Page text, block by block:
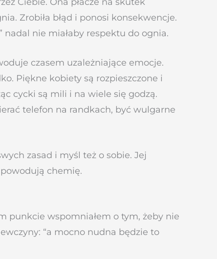
Zrobiła błąd i ponosi konsekwencje.
nadal nie miałaby respektu do ognia.
czasem uzależniające emocje.
Piękne kobiety są rozpieszczone i
cycki są mili i na wiele się godzą.
telefon na randkach, być wulgarne
zasad i myśl też o sobie. Jej
chemię.
punkcie wspomniałem o tym, żeby nie
“a mocno nudna będzie to